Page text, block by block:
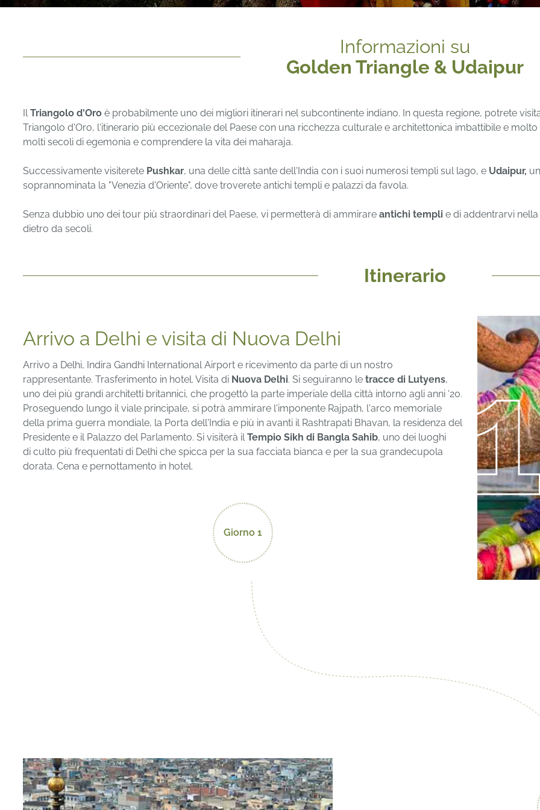
Informazioni su
Golden Triangle & Udaipur
IlTriangolo d'Oro è probabilmente uno dei migliori itinerari nel subcontinente indiano. In questa regione, potrete
Triangolo d'Oro, l'itinerario più eccezionale del Paese con una ricchezza culturale e architettonica imbattibile e
molti secoli di egemonia e comprendere la vita dei maharaja.
Successivamente visiterete Pushkar, una delle città sante dell'India con i suoi numerosi templi sul lago, e Udaipur,
soprannominata la "Venezia d'Oriente", dove troverete antichi templi e palazzi da favola.
Senza dubbio uno dei tour più straordinari del Paese, vi permetterà di ammirare antichi templi e di addentrarvi nella
dietro da secoli.
Itinerario
Arrivo a Delhi e visita di Nuova Delhi
Arrivo a Delhi, Indira Gandhi International Airport e ricevimento da parte di un nostro
rappresentante. Trasferimento in hotel. Visita di Nuova Delhi. Si seguiranno le tracce di Lutyens,
uno dei più grandi architetti britannici, che progettò la parte imperiale della città intorno agli anni ‘20.
Proseguendo lungo il viale principale, si potrà ammirare l'imponente Rajpath, l'arco memoriale
della prima guerra mondiale, la Porta dell'India e più in avanti il Rashtrapati Bhavan, la residenza del
Presidente e il Palazzo del Parlamento. Si visiterà il Tempio Sikh di Bangla Sahib, uno dei luoghi
di culto più frequentati di Delhi che spicca per la sua facciata bianca e per la sua grandecupola
dorata. Cena e pernottamento in hotel.
Giorno 1